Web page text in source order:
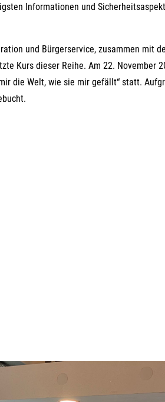
Informationen und
und Bürgerservice, zusammen mit
Kurs dieser Reihe. Am 22. November
die Welt, wie sie mir gefällt“ statt.